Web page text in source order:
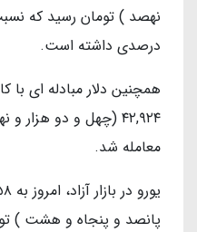
درصدی داشته است.
همچنین دلار مبادله ای
۴۲,۹۲۴ (چهل و دو
معامله شد.
پانصد و پنجاه و هشت )